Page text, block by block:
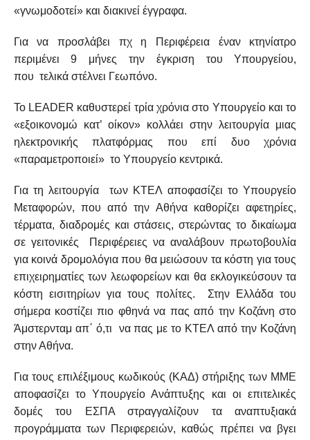
«γνωμοδοτεί» και διακινεί έγγραφα.
Για να προσλάβει πχ η Περιφέρεια έναν κτηνίατρο
περιμένει 9 μήνες την έγκριση του Υπουργείου,
που τελικά στέλνει Γεωπόνο.
Το LEADER καθυστερεί τρία χρόνια στο Υπουργείο και το
«εξοικονομώ κατ’ οίκον» κολλάει στην λειτουργία μιας
ηλεκτρονικής πλατφόρμας που επί δυο χρόνια
«παραμετροποιεί» το Υπουργείο κεντρικά.
Για τη λειτουργία των ΚΤΕΛ αποφασίζει το Υπουργείο
Μεταφορών, που από την Αθήνα καθορίζει αφετηρίες,
τέρματα, διαδρομές και στάσεις, στερώντας το δικαίωμα
σε γειτονικές Περιφέρειες να αναλάβουν πρωτοβουλία
για κοινά δρομολόγια που θα μειώσουν τα κόστη για τους
επιχειρηματίες των λεωφορείων και θα εκλογικεύσουν τα
κόστη εισιτηρίων για τους πολίτες. Στην Ελλάδα του
σήμερα κοστίζει πιο φθηνά να πας από την Κοζάνη στο
Άμστερνταμ απ΄ ό,τι να πας με το ΚΤΕΛ από την Κοζάνη
στην Αθήνα.
Για τους επιλέξιμους κωδικούς (ΚΑΔ) στήριξης των ΜΜΕ
αποφασίζει το Υπουργείο Ανάπτυξης και οι επιτελικές
δομές του ΕΣΠΑ στραγγαλίζουν τα αναπτυξιακά
προγράμματα των Περιφερειών, καθώς πρέπει να βγει